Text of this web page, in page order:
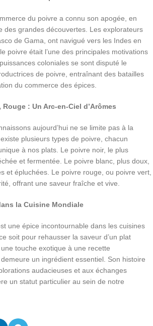
du poivre a connu son apogée, en
des grandes découvertes. Les explorateurs
de Gama, ont navigué vers les Indes en
poivre était l’une des principales motivations
coloniales se sont disputé le
de poivre, entraînant des batailles
du commerce des épices.
: Un Arc-en-Ciel d’Arômes
aujourd’hui ne se limite pas à la
plusieurs types de poivre, chacun
à nos plats. Le poivre noir, le plus
et fermentée. Le poivre blanc, plus doux,
et épluchées. Le poivre rouge, ou poivre vert,
offrant une saveur fraîche et vive.
la Cuisine Mondiale
une épice incontournable dans les cuisines
soit pour rehausser la saveur d’un plat
touche exotique à une recette
un ingrédient essentiel. Son histoire
audacieuses et aux échanges
un statut particulier au sein de notre